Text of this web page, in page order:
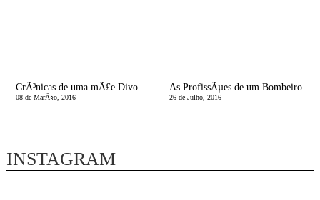
CrÃ³nicas de uma mÃ£e Divorciada | Hoje Ã© Dia da Mulher! Mas Ã© de um Homem que vou falar!
08 de MarÃ§o, 2016
As ProfissÃµes de um Bombeiro
26 de Julho, 2016
INSTAGRAM